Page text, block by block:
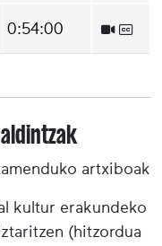
0:54:00
artxiboak
kultur erakundeko
(hitzordua